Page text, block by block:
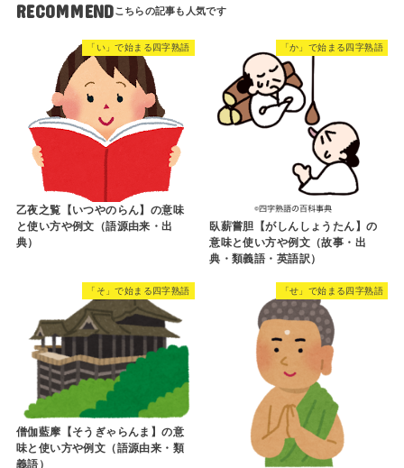
RECOMMEND
「い」で始まる四字熟語
乙夜之覧【いつやのらん】の意味
と使い方や例文（語源由来・出
典）
「か」で始まる四字熟語
臥薪嘗胆【がしんしょうたん】の
意味と使い方や例文（故事・出
典・類義語・英語訳）
「そ」で始まる四字熟語
僧伽藍摩【そうぎゃらんま】の意
味と使い方や例文（語源由来・類
義語）
「せ」で始まる四字熟語